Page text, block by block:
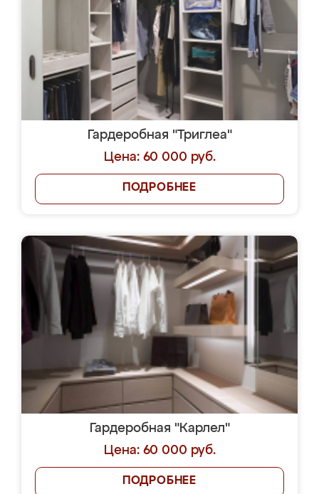
Гардеробная "Триглеа"
Цена: 60 000 руб.
ПОДРОБНЕЕ
Гардеробная "Карлел"
Цена: 60 000 руб.
ПОДРОБНЕЕ